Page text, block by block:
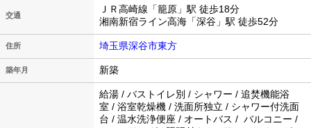
交通
ＪＲ高崎線「籠原」駅 徒歩18分
湘南新宿ライン高海「深谷」駅 徒歩52分
住所 埼玉県深谷市東方
築年月 新築
給湯 / バストイレ別 / シャワー / 追焚機能浴
室 / 浴室乾燥機 / 洗面所独立 / シャワー付洗面
台 / 温水洗浄便座 / オートバス / バルコニー /